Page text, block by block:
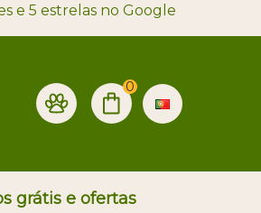
e 5 estrelas no Google
0
grátis e ofertas